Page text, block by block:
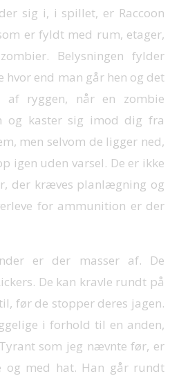
sig i, i spillet, er Raccoon
er fyldt med rum, etager,
Belysningen fylder
end man går hen og det
af ryggen, når en zombie
og kaster sig imod dig fra
men selvom de ligger ned,
igen uden varsel. De er ikke
der kræves planlægning og
for ammunition er der
er der masser af. De
De kan kravle rundt på
før de stopper deres jagen.
i forhold til en anden,
som jeg nævnte før, er
med hat. Han går rundt